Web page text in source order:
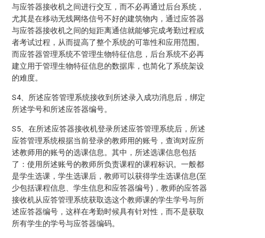
与应答器接收机之间进行交互，而不必再通过后台系统，
尤其是在移动无线网络信号不好的建筑物内，通过应答器
与应答器接收机之间的短距离通信就能够完成考勤过程或
者考试过程，从而提高了整个系统的可靠性和应用范围。
而应答器管理系统不管理生物特征信息，后台系统不必再
建立用于管理生物特征信息的数据库，也简化了系统架设
的难度。
S4、所述应答管理系统接收到所述录入成功消息后，绑定
所述学号和所述应答器编号。
S5、在所述应答器接收机登录所述应答管理系统后，所述
应答管理系统根据当前登录的教师用的账号，查询对应所
述教师用的账号的选课信息。其中，所述选课信息包括
了：使用所述账号的教师所负责课程的课程标识。一般都
是学生选课，学生选课后，教师可以获得学生选课信息(至
少包括课程信息、学生信息和应答器编号)，教师的应答器
接收机从应答管理系统获取选这个教师课的学生学号与所
述应答器编号，这样在考勤时候具有针对性，而不是获取
所有学生的学号与应答器编码。